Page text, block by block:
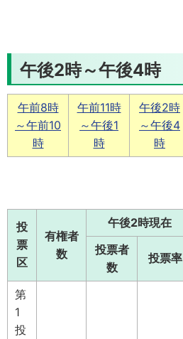
午後2時～午後4時
午前8時
～午前10
時
午前11時
～午後1
時
午後2時
～午後4
時
投
票
区
有権者
数
午後2時現在
投票者
数
投票率
第
1
投